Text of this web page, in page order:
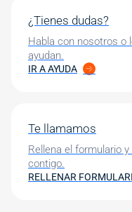
¿Tienes dudas?
Habla con nosotros o
ayudan.
IR A AYUDA
Te llamamos
Rellena el formulario
contigo.
RELLENAR